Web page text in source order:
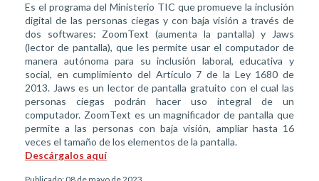
Es el programa del Ministerio TIC que promueve la inclusión
digital de las personas ciegas y con baja visión a través de
dos softwares: ZoomText (aumenta la pantalla) y Jaws
(lector de pantalla), que les permite usar el computador de
manera autónoma para su inclusión laboral, educativa y
social, en cumplimiento del Artículo 7 de la Ley 1680 de
2013. Jaws es un lector de pantalla gratuito con el cual las
personas ciegas podrán hacer uso integral de un
computador. ZoomText es un magnificador de pantalla que
permite a las personas con baja visión, ampliar hasta 16
veces el tamaño de los elementos de la pantalla.
Descárgalos aquí